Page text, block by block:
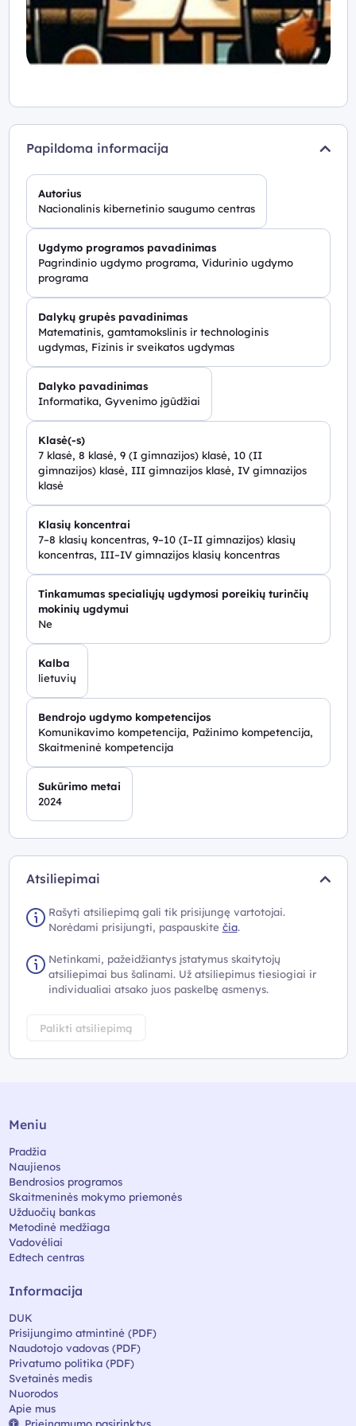
Papildoma informacija
Autorius
Nacionalinis kibernetinio saugumo centras
Ugdymo programos pavadinimas
Pagrindinio ugdymo programa, Vidurinio ugdymo
programa
Dalykų grupės pavadinimas
Matematinis, gamtamokslinis ir technologinis
ugdymas, Fizinis ir sveikatos ugdymas
Dalyko pavadinimas
Informatika, Gyvenimo įgūdžiai
Klasė(-s)
7 klasė, 8 klasė, 9 (I gimnazijos) klasė, 10 (II
gimnazijos) klasė, III gimnazijos klasė, IV gimnazijos
klasė
Klasių koncentrai
7–8 klasių koncentras, 9–10 (I–II gimnazijos) klasių
koncentras, III–IV gimnazijos klasių koncentras
Tinkamumas specialiųjų ugdymosi poreikių turinčių
mokinių ugdymui
Ne
Kalba
lietuvių
Bendrojo ugdymo kompetencijos
Komunikavimo kompetencija, Pažinimo kompetencija,
Skaitmeninė kompetencija
Sukūrimo metai
2024
Atsiliepimai
Rašyti atsiliepimą gali tik prisijungę vartotojai.
Norėdami prisijungti, paspauskite čia.
Netinkami, pažeidžiantys įstatymus skaitytojų
atsiliepimai bus šalinami. Už atsiliepimus tiesiogiai ir
individualiai atsako juos paskelbę asmenys.
Palikti atsiliepimą
Meniu
Pradžia
Naujienos
Bendrosios programos
Skaitmeninės mokymo priemonės
Užduočių bankas
Metodinė medžiaga
Vadovėliai
Edtech centras
Informacija
DUK
Prisijungimo atmintinė (PDF)
Naudotojo vadovas (PDF)
Privatumo politika (PDF)
Svetainės medis
Nuorodos
Apie mus